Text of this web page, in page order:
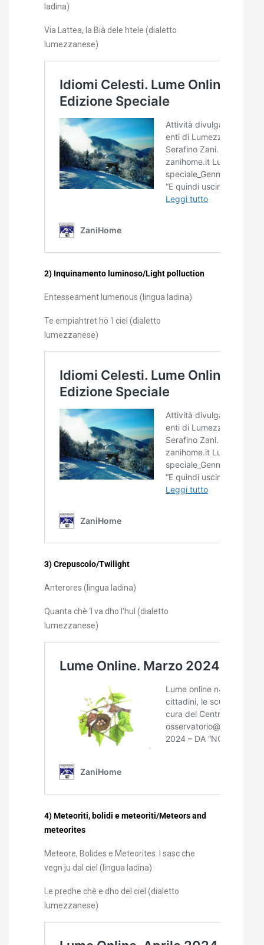
ladina)
Via Lattea, la Bià dele htele (dialetto
lumezzanese)
2) Inquinamento luminoso/Light polluction
Entesseament lumenous (lingua ladina)
Te empiahtret hö ‘l ciel (dialetto
lumezzanese)
3) Crepuscolo/Twilight
Anterores (lingua ladina)
Quanta chè ‘l va dho l’hul (dialetto
lumezzanese)
4) Meteoriti, bolidi e meteoriti/Meteors and
meteorites
Meteore, Bolides e Meteorites: I sasc che
vegn ju dal ciel (lingua ladina)
Le predhe chè e dho del ciel (dialetto
lumezzanese)